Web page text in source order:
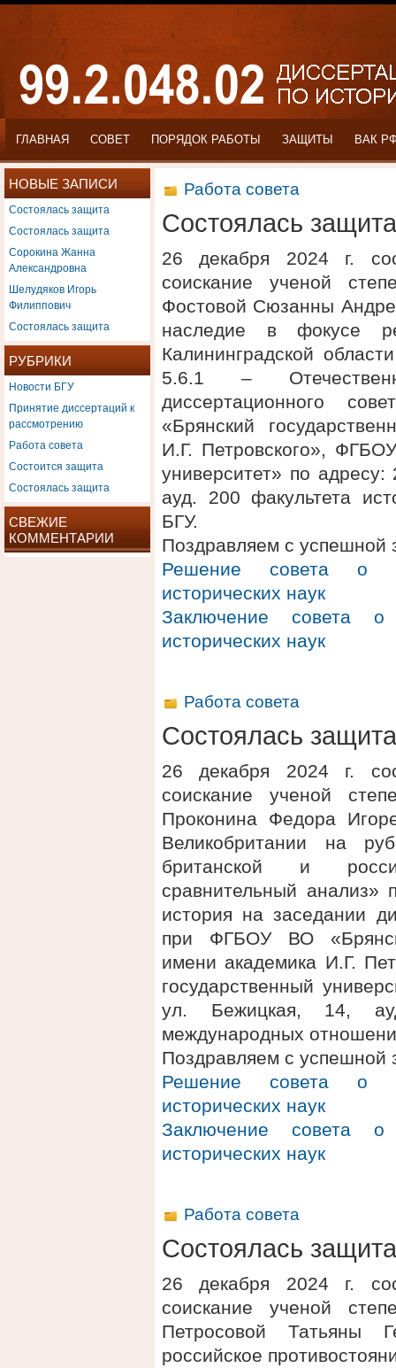
ГЛАВНАЯ СОВЕТ ПОРЯДОК РАБОТЫ ЗАЩИТЫ ВАК
НОВЫЕ ЗАПИСИ
Состоялась защита
Состоялась защита
Сорокина Жанна
Александровна
Шелудяков Игорь
Филиппович
Состоялась защита
РУБРИКИ
Новости БГУ
Принятие диссертаций к
рассмотрению
Работа совета
Состоится защита
Состоялась защита
СВЕЖИЕ
КОММЕНТАРИИ
Работа совета
Состоялась защита
26 декабря 2024 г.
соискание ученой
Фостовой Сюзанны
наследие в фокусе
Калининградской
5.6.1 –
диссертационного
«Брянский
И.Г. Петровского»,
университет» по
ауд. 200 факультета
БГУ.
Поздравляем с успешной
Решение совета о
исторических наук
Заключение совета о
исторических наук
Работа совета
Состоялась защита
26 декабря 2024 г.
соискание ученой
Проконина Федора
Великобритании на
британской и
сравнительный анализ»
история на заседании
при ФГБОУ ВО
имени академика И.Г.
государственный
ул. Бежицкая, 14,
международных
Поздравляем с успешной
Решение совета о
исторических наук
Заключение совета о
исторических наук
Работа совета
Состоялась защита
26 декабря 2024 г.
соискание ученой
Петросовой Татьяны
российское